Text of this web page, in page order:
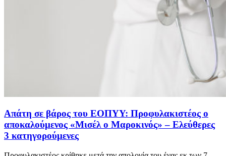
Απάτη σε βάρος του ΕΟΠΥΥ: Προφυλακιστέος ο
αποκαλούμενος «Μισέλ ο Μαροκινός» – Ελεύθερες
3 κατηγορούμενες